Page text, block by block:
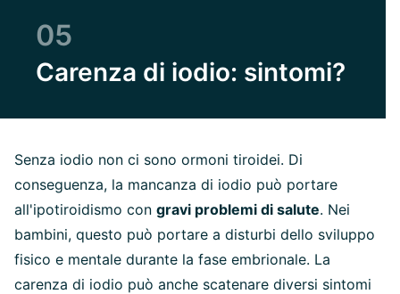
05
Carenza di iodio: sintomi?
Senza iodio non ci sono ormoni tiroidei. Di
conseguenza, la mancanza di iodio può portare
all'ipotiroidismo con gravi problemi di salute. Nei
bambini, questo può portare a disturbi dello sviluppo
fisico e mentale durante la fase embrionale. La
carenza di iodio può anche scatenare diversi sintomi